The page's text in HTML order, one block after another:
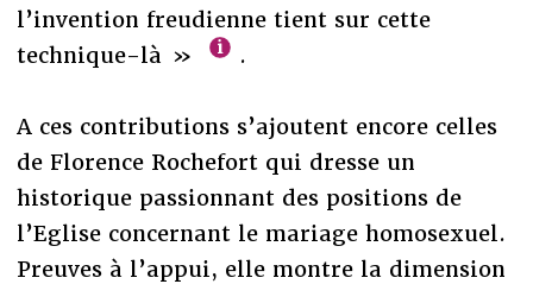
l’invention freudienne tient sur cette
technique-là »
.
A ces contributions s’ajoutent encore celles
de Florence Rochefort qui dresse un
historique passionnant des positions de
l’Eglise concernant le mariage homosexuel.
Preuves à l’appui, elle montre la dimension